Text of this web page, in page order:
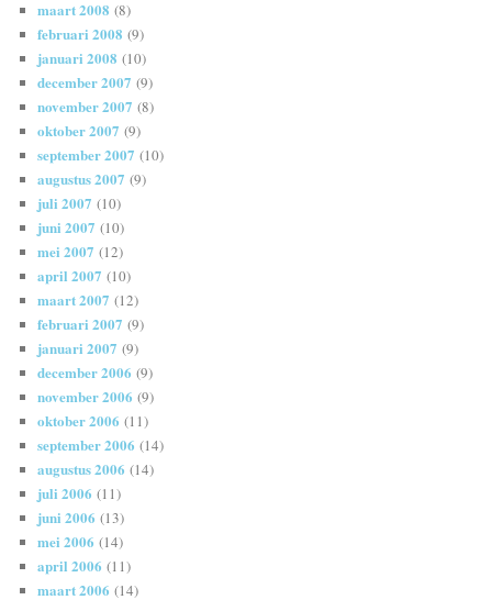
maart 2008 (8)
februari 2008 (9)
januari 2008 (10)
december 2007 (9)
november 2007 (8)
oktober 2007 (9)
september 2007 (10)
augustus 2007 (9)
juli 2007 (10)
juni 2007 (10)
mei 2007 (12)
april 2007 (10)
maart 2007 (12)
februari 2007 (9)
januari 2007 (9)
december 2006 (9)
november 2006 (9)
oktober 2006 (11)
september 2006 (14)
augustus 2006 (14)
juli 2006 (11)
juni 2006 (13)
mei 2006 (14)
april 2006 (11)
maart 2006 (14)